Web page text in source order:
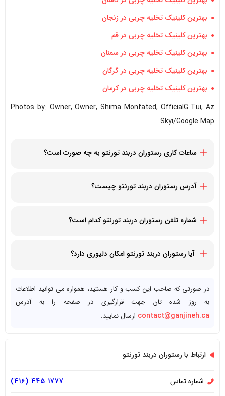
بهترین کلینیک تخلیه چربی در زنجان
بهترین کلینیک تخلیه چربی در قم
بهترین کلینیک تخلیه چربی در سمنان
بهترین کلینیک تخلیه چربی در گرگان
بهترین کلینیک تخلیه چربی در کرمان
Photos by: Owner, Owner, Shima Monfated, OfficialG Tui, Az
Skyi/Google Map
ساعات کاری رستوران دربند تورنتو به چه صورت است؟
آدرس رستوران دربند تورنتو چیست؟
شماره تلفن رستوران دربند تورنتو کدام است؟
آیا رستوران دربند تورنتو امکان دلیوری دارد؟
در صورتی که صاحب این کسب و کار هستید، همواره می توانید اطلاعات
به روز شده تان جهت قرارگیری در صفحه را به آدرس
contact@ganjineh.ca ارسال نمایید.
ارتباط با رستوران دربند تورنتو
شماره تماس 1777 445 (416)